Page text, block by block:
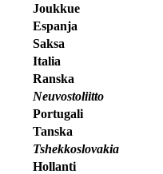
Joukkue
Espanja
Saksa
Italia
Ranska
Neuvostoliitto
Portugali
Tanska
Tshekkoslovakia
Hollanti